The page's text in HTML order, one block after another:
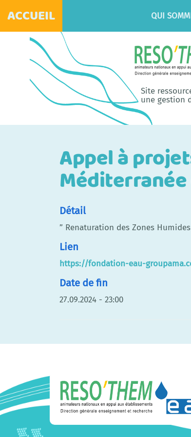
ACCUEIL QUI
Site
une gestion
Appel à
Détail
” Renaturation des Zones Humides
Lien
https://fondation-eau-
Date de fin
27.09.2024 - 23:00